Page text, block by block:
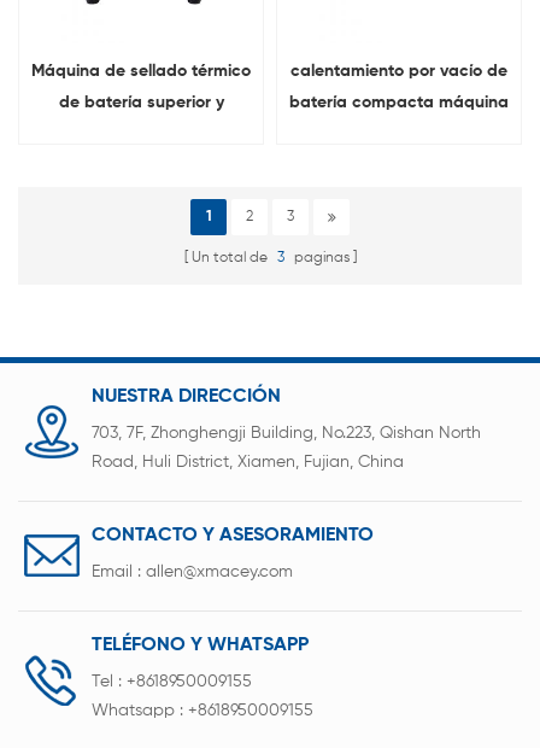
Máquina de sellado térmico
de batería superior y
calentamiento por vacío de
batería compacta máquina
1 2 3
Un total de 3 paginas
NUESTRA DIRECCIÓN
703, 7F, Zhonghengji Building, No.223, Qishan North
Road, Huli District, Xiamen, Fujian, China
CONTACTO Y ASESORAMIENTO
Email : allen@xmacey.com
TELÉFONO Y WHATSAPP
Tel : +8618950009155
Whatsapp : +8618950009155